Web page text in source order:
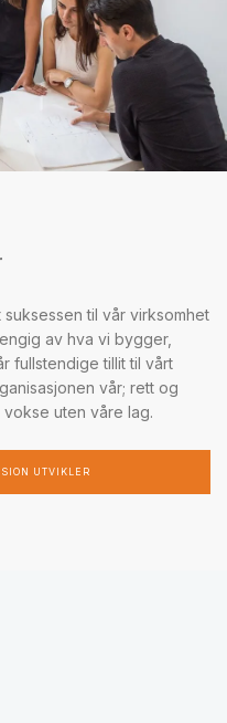
suksessen til vår virksomhet
av hva vi bygger,
fullstendige tillit til vårt
vår; rett og
uten våre lag.
UTVIKLER